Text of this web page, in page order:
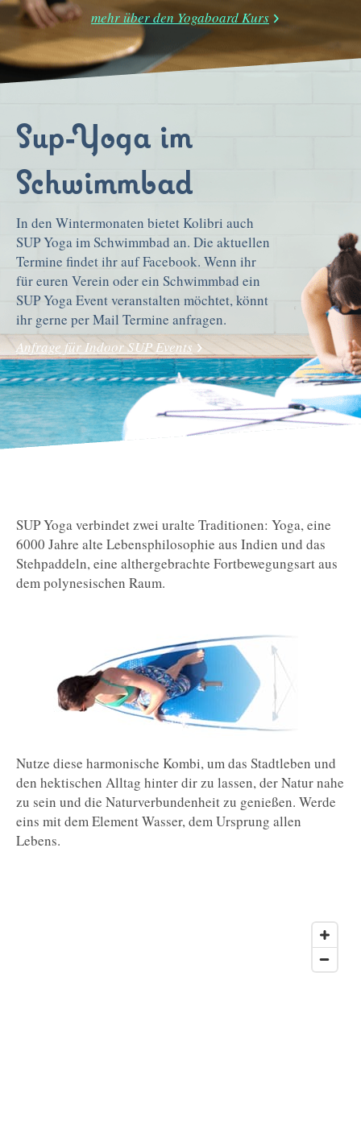
mehr über den Yogaboard Kurs
Sup-Yoga im
Schwimmbad
In den Wintermonaten bietet Kolibri auch
SUP Yoga im Schwimmbad an. Die aktuellen
Termine findet ihr auf Facebook. Wenn ihr
für euren Verein oder ein Schwimmbad ein
SUP Yoga Event veranstalten möchtet, könnt
ihr gerne per Mail Termine anfragen.
Anfrage für Indoor SUP Events
SUP Yoga verbindet zwei uralte Traditionen: Yoga, eine
6000 Jahre alte Lebensphilosophie aus Indien und das
Stehpaddeln, eine althergebrachte Fortbewegungsart aus
dem polynesischen Raum.
Nutze diese harmonische Kombi, um das Stadtleben und
den hektischen Alltag hinter dir zu lassen, der Natur nahe
zu sein und die Naturverbundenheit zu genießen. Werde
eins mit dem Element Wasser, dem Ursprung allen
Lebens.